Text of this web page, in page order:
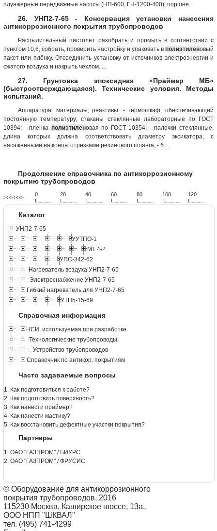
плунжерные передвижные насосы (НП-600, ГН-1200-400), поршне...
26. УНП2-7-65 - Консервация установки нанесения
антикоррозионного покрытия трубопроводов
Распылительный пистолет разобрать и промыть в соответствии с
пунктом 10,6, собрать, проверить настройку и упаковать в полиэтиленовый
пакет или плёнку. Отсоединить установку от источников электроэнергии и
сжатого воздуха и накрыть чехлом. ...
27. Грунтовка эпоксидная «Праймер МБ»
(быстроотверждающаяся). Технические условия. Методы
испытаний.
Аппаратура, материалы, реактивы: - термошкаф, обеспечивающий
постоянную температуру; стаканы стеклянные лабораторные по ГОСТ
10394; - пленка полиэтиленовая по ГОСТ 10354; - палочки стеклянные,
длина которых должна соответствовать диаметру эксикатора, с
насаженными на концы отрезками резинового шланга; - б...
Продолжение справочника по антикоррозионному
покрытию трубопроводов
>>>>>> 0
!...................
20
!...................
40
!...................
60
!...................
80
!...................
100
!...................
120
!...................
Каталог
УНП2-7-65
УУТПО-1
МТ 4-2
УПС-342-62
Нагреватель воздуха УНП2-7-65
Электроснабжение УНП2-7-65
Гибкий нагреватель для УНП2-7-65
УТП5-15-69
Справочная информация
НСИ, используемая при разработке
Технологические трубопроводы
Устройство трубопроводов
Справочник по антикор. покрытиям
Часто задаваемые вопросы
1. Как подготовиться к работе?
2. Как подготовить поверхность?
3. Как нанести праймер?
4. Как нанести мастику?
5. Как восстановить дефектные участки покрытия?
Партнеры
1. ОАО "ГАЗПРОМ" / БИУРС
2. ОАО "ГАЗПРОМ" / ФРУСИС
© Оборудование для антикоррозионного
покрытия трубопроводов, 2016
115230 Москва, Каширское шоссе, 13а.,
ООО НПП "ШКВАЛ"
тел. (495) 741-4299